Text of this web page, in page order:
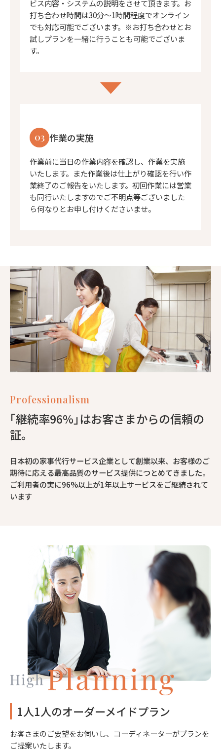
ビス内容・システムの説明をさせて頂きます。お
打ち合わせ時間は30分〜1時間程度でオンライン
でも対応可能でございます。※お打ち合わせとお
試しプランを一緒に行うことも可能でございま
す。
03 作業の実施
作業前に当日の作業内容を確認し、作業を実施
いたします。また作業後は仕上がり確認を行い作
業終了のご報告をいたします。初回作業には営業
も同行いたしますのでご不明点等ございました
ら何なりとお申し付けくださいませ。
Professionalism
｢継続率96%｣はお客さまからの信頼の
証。
日本初の家事代行サービス企業として創業以来、お客様のご
期待に応える最高品質のサービス提供につとめてきました。
ご利用者の実に96%以上が1年以上サービスをご継続されて
います
1人1人のオーダーメイドプラン
お客さまのご要望をお伺いし、コーディネーターがプランを
ご提案いたします。